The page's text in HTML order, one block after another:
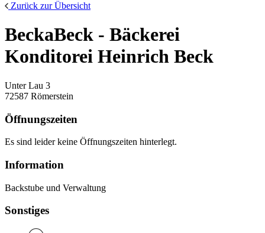
Zurück zur Übersicht
BeckaBeck - Bäckerei
Konditorei Heinrich Beck
Unter Lau 3
72587 Römerstein
Öffnungszeiten
Es sind leider keine Öffnungszeiten hinterlegt.
Information
Backstube und Verwaltung
Sonstiges